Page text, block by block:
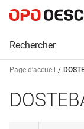
Page d’accueil